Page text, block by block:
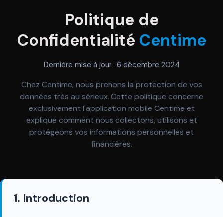
Politique de
Confidentialité Centime
Dernière mise à jour : 6 décembre 2024
Chez Centime, nous prenons la protection de vos
données très au sérieux. Cette politique concerne
exclusivement l'application mobile Centime et
explique comment nous collectons, utilisons et
protégeons vos informations personnelles et
financières.
1. Introduction